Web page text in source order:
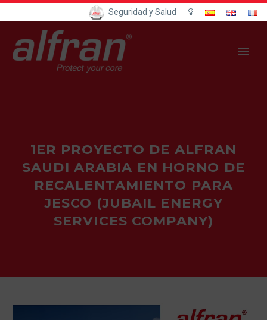
Seguridad y Salud
1ER PROYECTO DE ALFRAN
SAUDI ARABIA EN HORNO DE
RECALENTAMIENTO PARA
JESCO (JUBAIL ENERGY
SERVICES COMPANY)